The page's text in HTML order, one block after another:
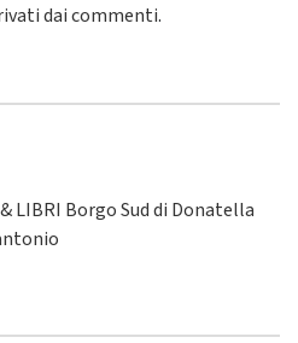
dai commenti.
LIBRI Borgo Sud di Donatella